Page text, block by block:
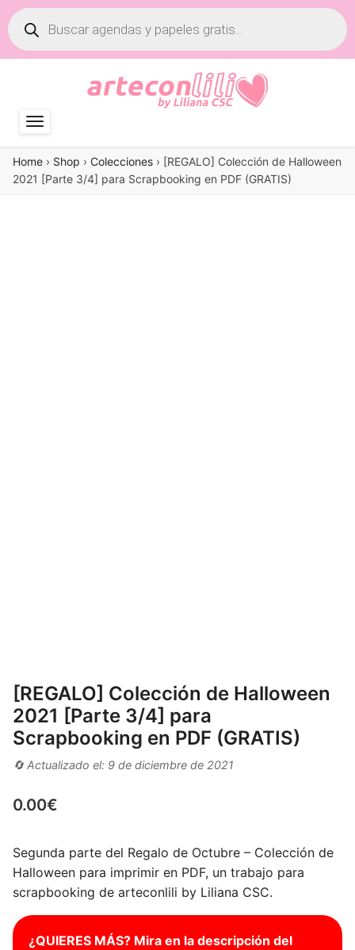
Búsqueda
de
productos
Home › Shop › Colecciones › [REGALO] Colección de Halloween
2021 [Parte 3/4] para Scrapbooking en PDF (GRATIS)
[REGALO] Colección de Halloween
2021 [Parte 3/4] para
Scrapbooking en PDF (GRATIS)
🔄 Actualizado el: 9 de diciembre de 2021
0.00€
Segunda parte del Regalo de Octubre – Colección de
Halloween para imprimir en PDF, un trabajo para
scrapbooking de arteconlili by Liliana CSC.
¿QUIERES MÁS? Mira en la descripción del